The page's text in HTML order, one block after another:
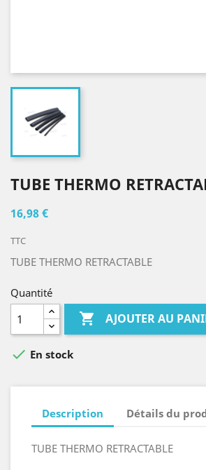
TUBE THERMO
16,98 €
TTC
TUBE THERMO RETRACTABLE
Quantité
 AJOUTER AU
 En stock
Description Détails du
TUBE THERMO RETRACTABLE